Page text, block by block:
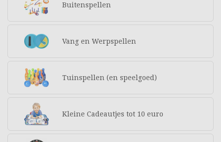
Buitenspellen
Vang en Werpspellen
Tuinspellen (en speelgoed)
Kleine Cadeautjes tot 10 euro